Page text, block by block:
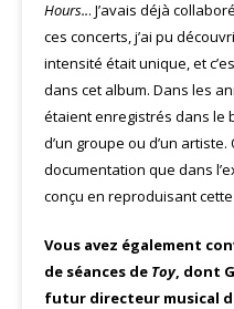
Hours... J’avais déjà
ces concerts, j’ai pu
intensité était unique, et
dans cet album. Dans les
étaient enregistrés dans le
d’un groupe ou d’un
documentation que dans
conçu en reproduisant
Vous avez également
de séances de Toy, dont
futur directeur musical